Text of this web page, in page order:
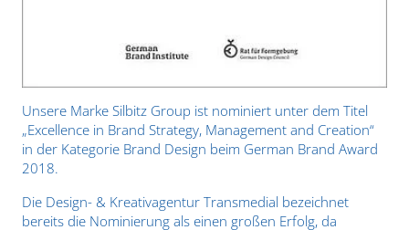
Unsere Marke Silbitz Group ist nominiert unter dem Titel
„Excellence in Brand Strategy, Management and Creation“
in der Kategorie Brand Design beim German Brand Award
2018.
Die Design- & Kreativagentur Transmedial bezeichnet
bereits die Nominierung als einen großen Erfolg, da